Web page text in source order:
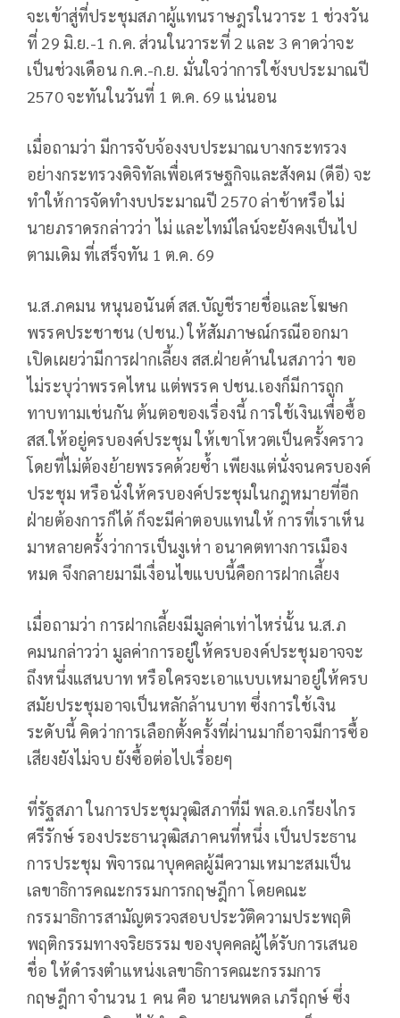
จะเข้าสู่ที่ประชุมสภาผู้แทนราษฎรในวาระ 1 ช่วงวัน
ที่ 29 มิ.ย.-1 ก.ค. ส่วนในวาระที่ 2 และ 3 คาดว่าจะ
เป็นช่วงเดือน ก.ค.-ก.ย. มั่นใจว่าการใช้งบประมาณปี
2570 จะทันในวันที่ 1 ต.ค. 69 แน่นอน
เมื่อถามว่า มีการจับจ้องงบประมาณบางกระทรวง
อย่างกระทรวงดิจิทัลเพื่อเศรษฐกิจและสังคม (ดีอี) จะ
ทำให้การจัดทำงบประมาณปี 2570 ล่าช้าหรือไม่
นายภราดรกล่าวว่า ไม่ และไทม์ไลน์จะยังคงเป็นไป
ตามเดิม ที่เสร็จทัน 1 ต.ค. 69
น.ส.ภคมน หนุนอนันต์ สส.บัญชีรายชื่อและโฆษก
พรรคประชาชน (ปชน.) ให้สัมภาษณ์กรณีออกมา
เปิดเผยว่ามีการฝากเลี้ยง สส.ฝ่ายค้านในสภาว่า ขอ
ไม่ระบุว่าพรรคไหน แต่พรรค ปชน.เองก็มีการถูก
ทาบทามเช่นกัน ต้นตอของเรื่องนี้ การใช้เงินเพื่อซื้อ
สส.ให้อยู่ครบองค์ประชุม ให้เขาโหวตเป็นครั้งคราว
โดยที่ไม่ต้องย้ายพรรคด้วยซ้ำ เพียงแต่นั่งจนครบองค์
ประชุม หรือนั่งให้ครบองค์ประชุมในกฎหมายที่อีก
ฝ่ายต้องการก็ได้ ก็จะมีค่าตอบแทนให้ การที่เราเห็น
มาหลายครั้งว่าการเป็นงูเห่า อนาคตทางการเมือง
หมด จึงกลายมามีเงื่อนไขแบบนี้คือการฝากเลี้ยง
เมื่อถามว่า การฝากเลี้ยงมีมูลค่าเท่าไหร่นั้น น.ส.ภ
คมนกล่าวว่า มูลค่าการอยู่ให้ครบองค์ประชุมอาจจะ
ถึงหนึ่งแสนบาท หรือใครจะเอาแบบเหมาอยู่ให้ครบ
สมัยประชุมอาจเป็นหลักล้านบาท ซึ่งการใช้เงิน
ระดับนี้ คิดว่าการเลือกตั้งครั้งที่ผ่านมาก็อาจมีการซื้อ
เสียงยังไม่จบ ยังซื้อต่อไปเรื่อยๆ
ที่รัฐสภา ในการประชุมวุฒิสภาที่มี พล.อ.เกรียงไกร
ศรีรักษ์ รองประธานวุฒิสภาคนที่หนึ่ง เป็นประธาน
การประชุม พิจารณาบุคคลผู้มีความเหมาะสมเป็น
เลขาธิการคณะกรรมการกฤษฎีกา โดยคณะ
กรรมาธิการสามัญตรวจสอบประวัติความประพฤติ
พฤติกรรมทางจริยธรรม ของบุคคลผู้ได้รับการเสนอ
ชื่อ ให้ดำรงตำแหน่งเลขาธิการคณะกรรมการ
กฤษฎีกา จำนวน 1 คน คือ นายนพดล เภรีฤกษ์ ซึ่ง